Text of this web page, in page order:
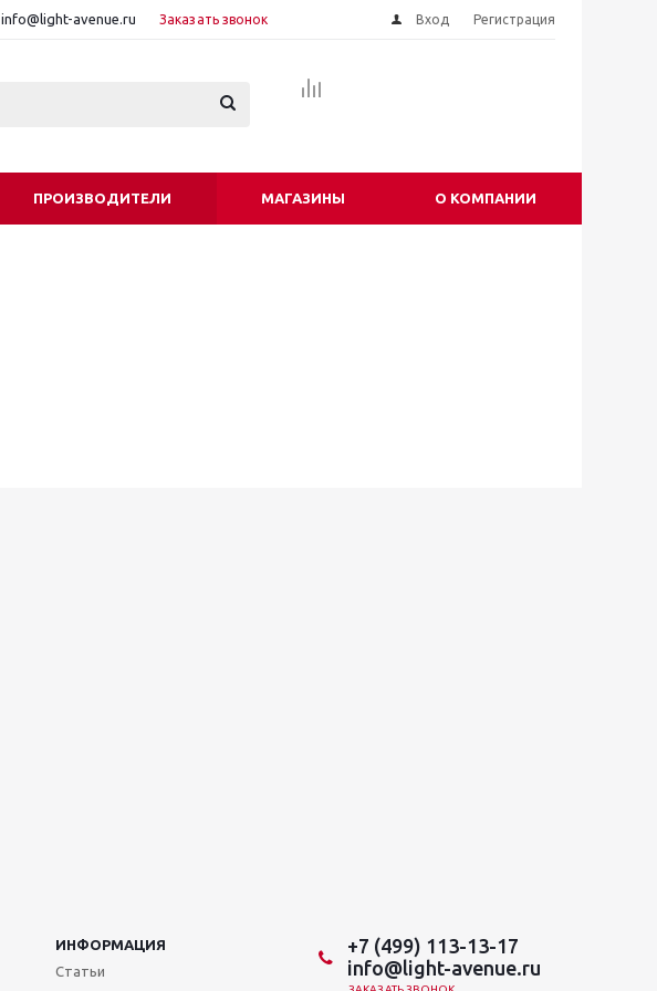
info@light-avenue.ru Заказать звонок Вход Регистрация
ПРОИЗВОДИТЕЛИ МАГАЗИНЫ О КОМПАНИИ
ИНФОРМАЦИЯ
Статьи
+7 (499) 113-13-17
info@light-avenue.ru